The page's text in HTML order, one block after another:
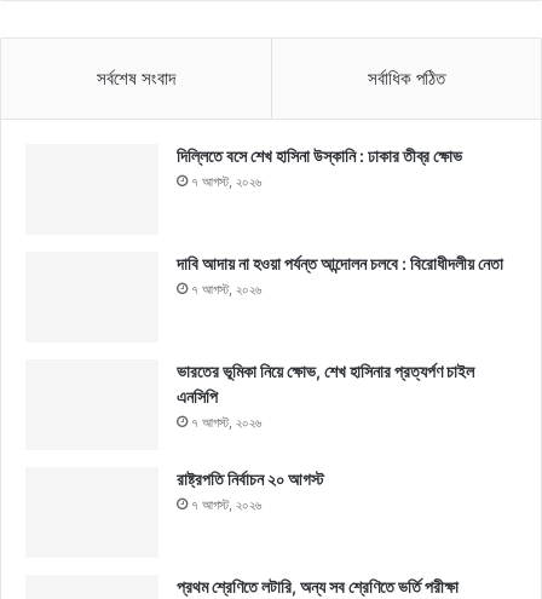
সর্বশেষ সংবাদ সর্বাধিক পঠিত
দিল্লিতে বসে শেখ হাসিনা উস্কানি : ঢাকার তীব্র ক্ষোভ
৭ আগস্ট, ২০২৬
দাবি আদায় না হওয়া পর্যন্ত আন্দোলন চলবে : বিরোধীদলীয় নেতা
৭ আগস্ট, ২০২৬
ভারতের ভূমিকা নিয়ে ক্ষোভ, শেখ হাসিনার প্রত্যর্পণ চাইল
এনসিপি
৭ আগস্ট, ২০২৬
রাষ্ট্রপতি নির্বাচন ২০ আগস্ট
৭ আগস্ট, ২০২৬
প্রথম শ্রেণিতে লটারি, অন্য সব শ্রেণিতে ভর্তি পরীক্ষা